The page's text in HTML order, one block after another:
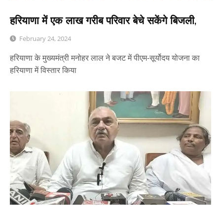
हरियाणा में एक लाख गरीब परिवार बेचे सकेंगे बिजली,
February 24, 2024
हरियाणा के मुख्यमंत्री मनोहर लाल ने बजट में पीएम-सूर्योदय योजना का
हरियाणा में विस्तार किया